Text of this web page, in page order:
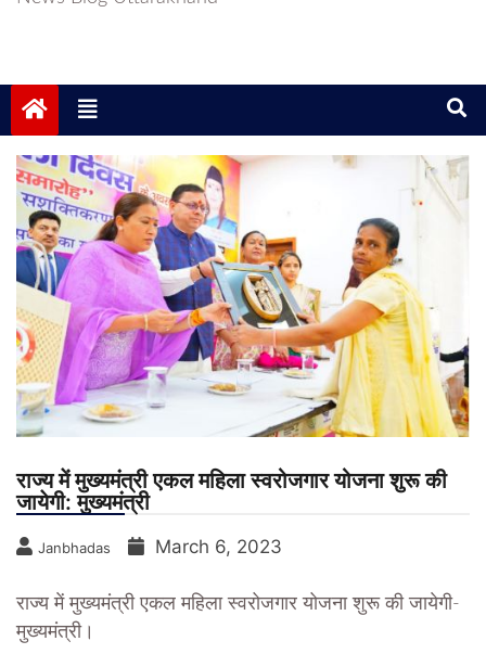
राज्य में मुख्यमंत्री एकल महिला स्वरोजगार योजना शुरू की
जायेगी: मुख्यमंत्री
Janbhadas March 6, 2023
राज्य में मुख्यमंत्री एकल महिला स्वरोजगार योजना शुरू की जायेगी-
मुख्यमंत्री।